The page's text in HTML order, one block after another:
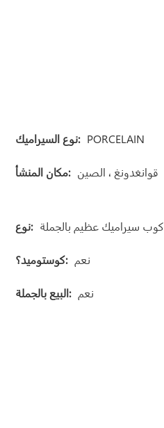
نوع السيراميك: PORCELAIN
مكان المنشأ: قوانغدونغ ، الصين
نوع: كوب سيراميك عظيم بالجملة
كوستوميد؟: نعم
البيع بالجملة: نعم